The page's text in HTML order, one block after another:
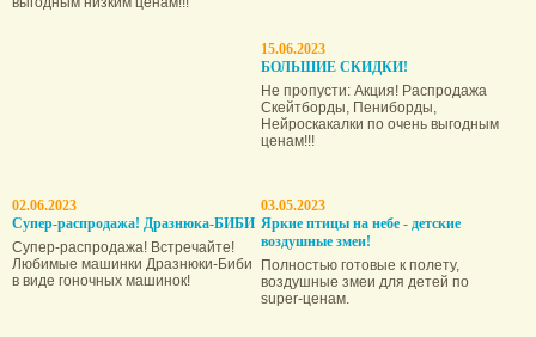
15.06.2023
БОЛЬШИЕ СКИДКИ!
Не пропусти: Акция! Распродажа
Скейтборды, Пениборды,
Нейроскакалки по очень выгодным
ценам!!!
02.06.2023
Супер-распродажа! Дразнюка-БИБИ
Супер-распродажа! Встречайте!
Любимые машинки Дразнюки-Биби
в виде гоночных машинок!
03.05.2023
Яркие птицы на небе - детские
воздушные змеи!
Полностью готовые к полету,
воздушные змеи для детей по
super-ценам.